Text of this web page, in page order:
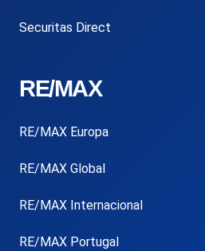
Securitas Direct
RE/MAX
RE/MAX Europa
RE/MAX Global
RE/MAX Internacional
RE/MAX Portugal